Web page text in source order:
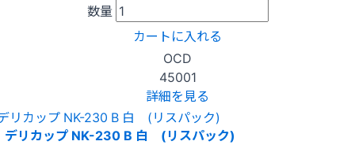
数量
カートに入れる
OCD
45001
詳細を見る
デリカップ NK-230 B 白 (リスパック)